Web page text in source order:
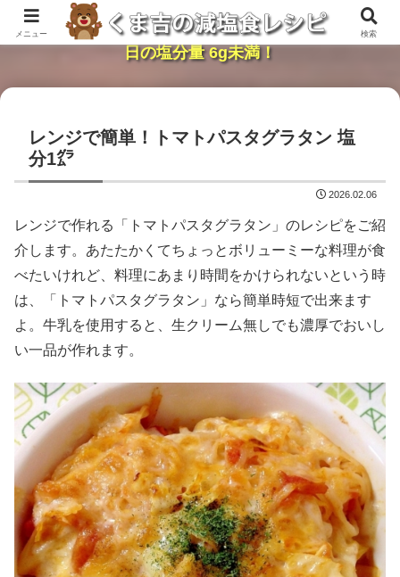
レンジで簡単・時短「くま吉の減塩食レシピ」１
日の塩分量 6g未満！
レンジで簡単！トマトパスタグラタン 塩
分1㌘
2026.02.06
レンジで作れる「トマトパスタグラタン」のレシピをご紹
介します。あたたかくてちょっとボリューミーな料理が食
べたいけれど、料理にあまり時間をかけられないという時
は、「トマトパスタグラタン」なら簡単時短で出来ます
よ。牛乳を使用すると、生クリーム無しでも濃厚でおいし
い一品が作れます。
メニュー 検索